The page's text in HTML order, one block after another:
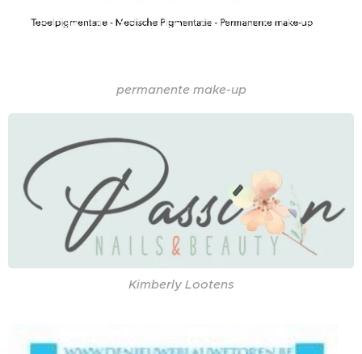
permanente make-up
Kimberly Lootens